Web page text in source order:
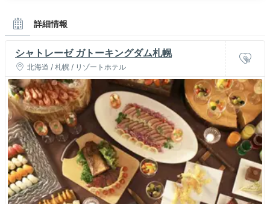
詳細情報
シャトレーゼ ガトーキングダム札幌
北海道 / 札幌 / リゾートホテル